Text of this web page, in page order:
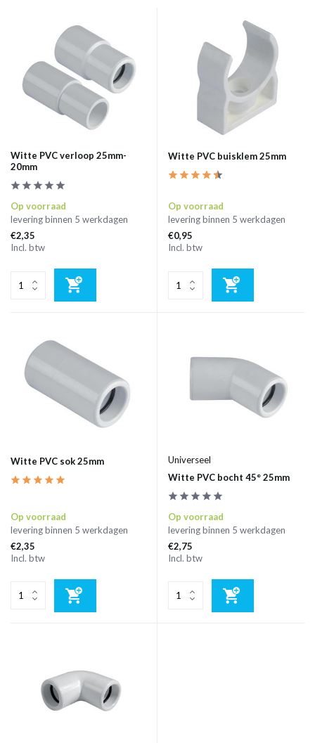
Witte PVC verloop 25mm-
20mm
Op voorraad
levering binnen 5 werkdagen
€2,35
Incl. btw
Witte PVC buisklem 25mm
Op voorraad
levering binnen 5 werkdagen
€0,95
Incl. btw
Witte PVC sok 25mm
Op voorraad
levering binnen 5 werkdagen
€2,35
Incl. btw
Universeel
Witte PVC bocht 45° 25mm
Op voorraad
levering binnen 5 werkdagen
€2,75
Incl. btw